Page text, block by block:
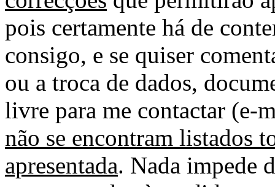
pois certamente há de
consigo, e se quiser
ou a troca de dados,
livre para me contactar (e-
não se encontram listados
apresentada. Nada impede